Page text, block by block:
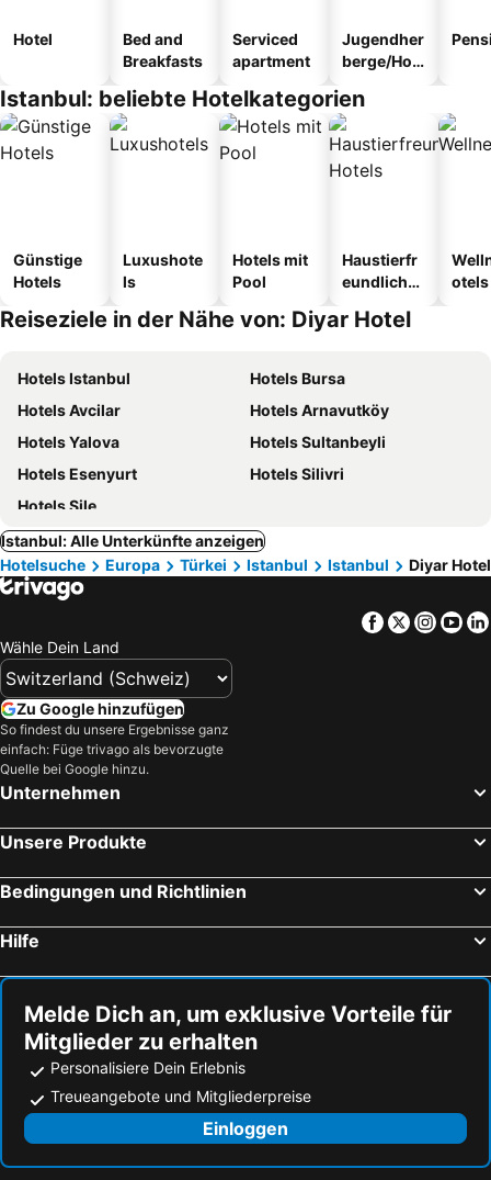
Hotel
Bed and
Breakfasts
Serviced
apartment
Jugendher
berge/Hos
Istanbul: beliebte Hotelkategorien
Günstige
Hotels
Luxushote
ls
Hotels mit
Pool
Haustierfr
eundliche
otels
Reiseziele in der Nähe von: Diyar Hotel
Hotels Istanbul
Hotels Bursa
Hotels Avcilar
Hotels Arnavutköy
Hotels Yalova
Hotels Sultanbeyli
Hotels Esenyurt
Hotels Silivri
Hotels Şile
Istanbul: Alle Unterkünfte anzeigen
Hotelsuche
Europa Türkei Istanbul Istanbul Diyar Hotel
Facebook
Twitter
Wähle Dein Land
Zu Google hinzufügen
So findest du unsere Ergebnisse ganz
einfach: Füge trivago als bevorzugte
Quelle bei Google hinzu.
Unternehmen
Unsere Produkte
Bedingungen und Richtlinien
Hilfe
Melde Dich an, um exklusive Vorteile für
Mitglieder zu erhalten
Personalisiere Dein Erlebnis
Treueangebote und Mitgliederpreise
Einloggen